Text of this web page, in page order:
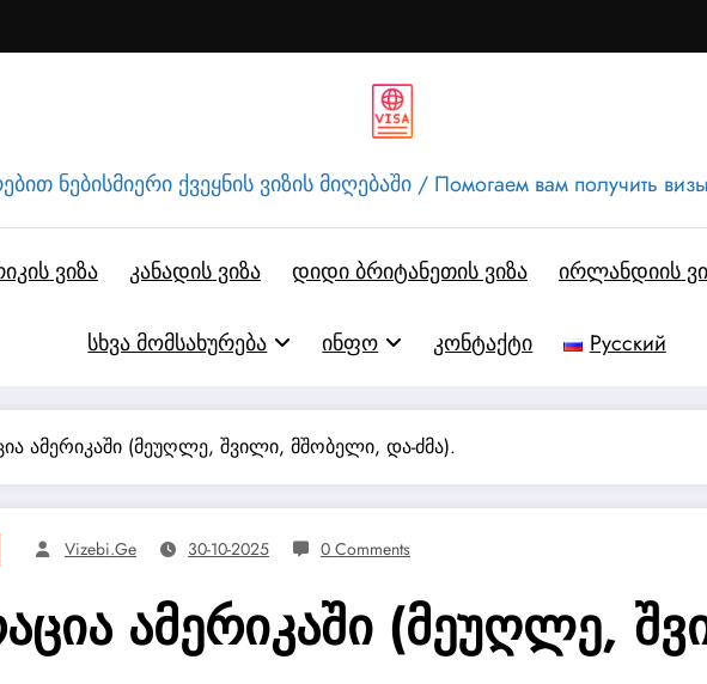
ნებისმიერი ქვეყნის ვიზის მიღებაში / Помогаем вам получить
ვიზა კანადის ვიზა დიდი ბრიტანეთის ვიზა ირლანდიის
სხვა მომსახურება ინფო კონტაქტი Русский
ამერიკაში (მეუღლე, შვილი, მშობელი, და-ძმა).
Vizebi.ge 30-10-2025 0 Comments
ამერიკაში (მეუღლე,